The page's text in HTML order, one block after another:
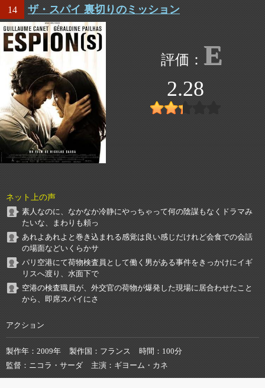
14 ザ・スパイ 裏切りのミッション
E
2.28
ネット上の声
素人なのに、なかなか冷静にやっちゃって何の陰謀もなくドラマみ
たいな、まわりも頼っ
あれよあれよと巻き込まれる感覚は良い感じだけれど会食での会話
の場面などいくらかサ
パリ空港にて荷物検査員として働く男がある事件をきっかけにイギ
リスへ渡り、水面下で
空港の検査職員が、外交官の荷物が爆発した現場に居合わせたこと
から、即席スパイにさ
アクション
製作年 2009年 製作国 フランス 時間
100分
監督
ニコラ・サーダ 主演 ギヨーム・カネ